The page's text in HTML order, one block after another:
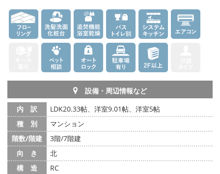
設備・周辺情報など
内 訳
LDK20.33帖、洋室9.01帖、洋室5帖
種 別
マンション
階数/階建
3階/7階建
向 き
北
構 造
RC